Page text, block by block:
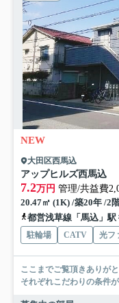
NEW
大田区西馬込
アップヒルズ西馬込
7.2万円 管理/共益費
20.47㎡ (1K) /築20年 /2
都営浅草線「馬込」駅
駐輪場 CATV 光フ
ここまでご覧頂きありがとうございます。
それぞれこだわりの条件